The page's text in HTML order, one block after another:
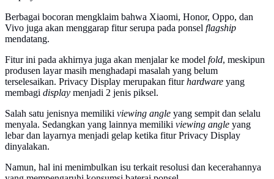
Berbagai bocoran mengklaim bahwa Xiaomi, Honor, Oppo, dan
Vivo juga akan menggarap fitur serupa pada ponsel flagship
mendatang.
Fitur ini pada akhirnya juga akan menjalar ke model fold, meskipun
produsen layar masih menghadapi masalah yang belum
terselesaikan. Privacy Display merupakan fiturhardware yang
membagi display menjadi 2 jenis piksel.
Salah satu jenisnya memiliki viewing angle yang sempit dan selalu
menyala. Sedangkan yang lainnya memiliki viewing angle yang
lebar dan layarnya menjadi gelap ketika fitur Privacy Display
dinyalakan.
Namun, hal ini menimbulkan isu terkait resolusi dan kecerahannya